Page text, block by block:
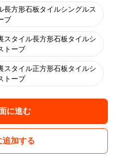
長方形石板タイルシングルス
ブ
スタイル長方形石板タイルシ
トーブ
スタイル正方形石板タイルシ
トーブ
に進む
追加する